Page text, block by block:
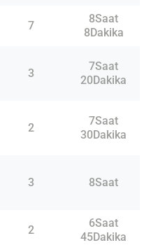
7
8Saat
8Dakika
3
7Saat
20Dakika
2
7Saat
30Dakika
3 8Saat
2
6Saat
45Dakika